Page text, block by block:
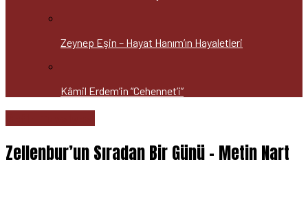
Zeynep Eşin – Hayat Hanım’ın Hayaletleri
Kâmil Erdem’in “Cehennet’i”
Zellenbur’un Sıradan Bir Günü – Metin Nart